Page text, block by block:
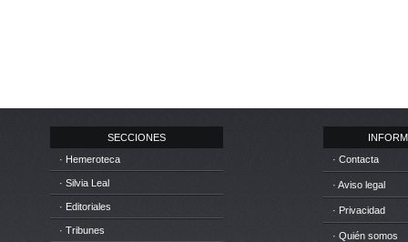
SECCIONES
· Hemeroteca
· Silvia Leal
· Editoriales
· Tribunes
· Contacta
· Aviso legal
· Privacidad
· Quién somos